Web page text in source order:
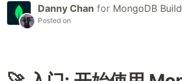
Danny Chan for MongoDB
Posted on